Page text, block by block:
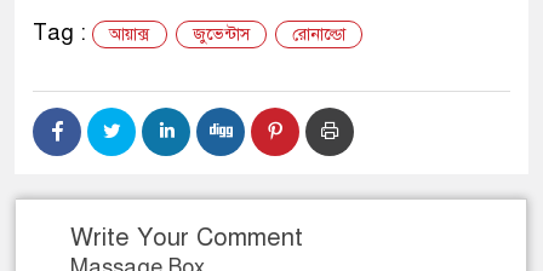
Tag :
আয়াক্স জুভেন্টাস রোনাল্ডো
Write Your Comment